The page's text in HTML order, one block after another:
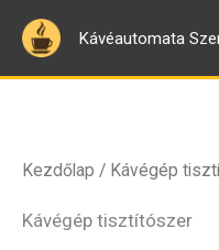
Skip
content
Kávéautomata
Kezdőlap / Kávégép
Kávégép tisztítószer